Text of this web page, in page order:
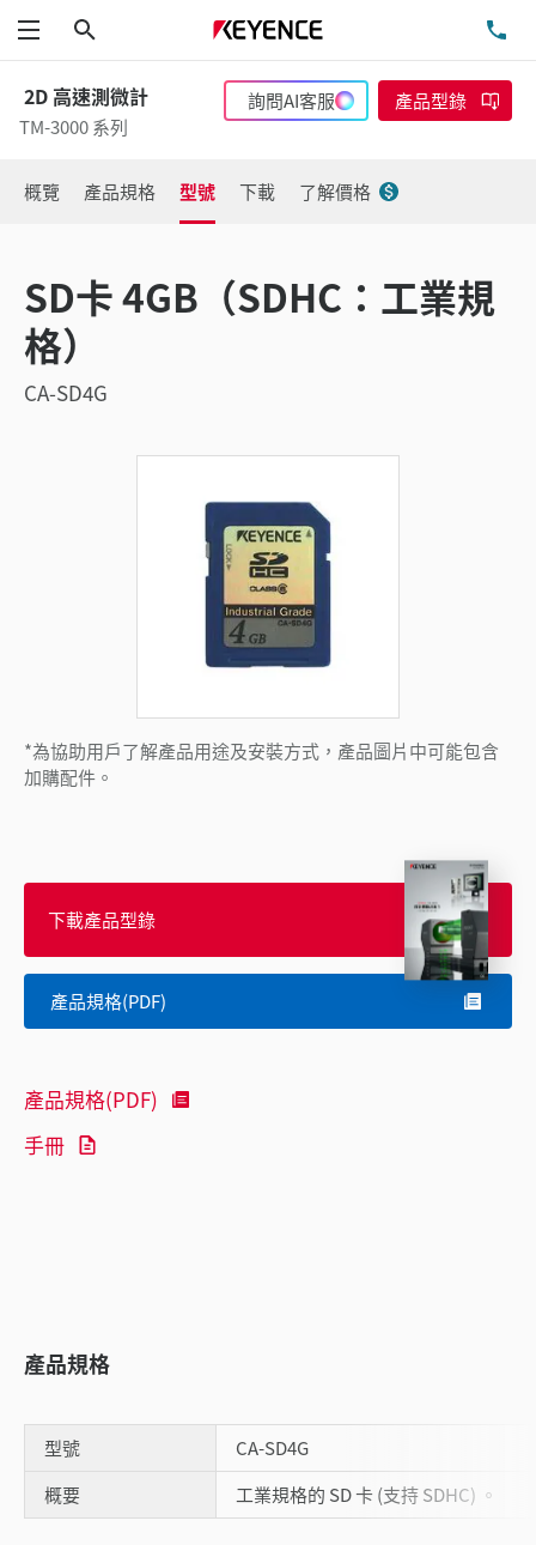
功能表
2D 高速測微計
TM-3000 系列
詢問AI客服 產品型錄
概覽 產品規格 型號 下載 了解價格
SD卡 4GB（SDHC：工業規
格）
CA-SD4G
*為協助用戶了解產品用途及安裝方式，產品圖片中可能包含
加購配件。
下載產品型錄
產品規格(PDF)
產品規格(PDF)
手冊
產品規格
型號
CA-SD4G
概要
工業規格的 SD 卡 (支持 SDHC) 。